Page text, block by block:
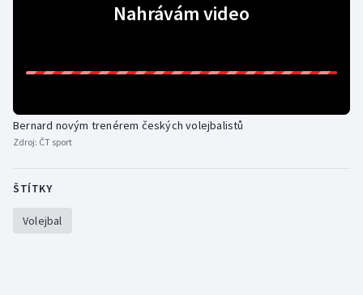
Nahrávám video
Bernard novým trenérem českých volejbalistů
Zdroj: ČT sport
ŠTÍTKY
Volejbal